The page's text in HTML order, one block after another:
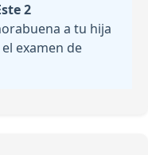
2
a tu hija
examen de